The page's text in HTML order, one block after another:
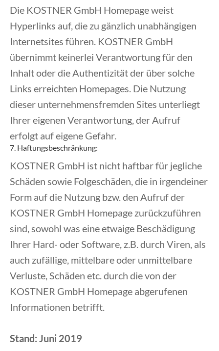
Die KOSTNER GmbH Homepage weist
Hyperlinks auf, die zu gänzlich unabhängigen
Internetsites führen. KOSTNER GmbH
übernimmt keinerlei Verantwortung für den
Inhalt oder die Authentizität der über solche
Links erreichten Homepages. Die Nutzung
dieser unternehmensfremden Sites unterliegt
Ihrer eigenen Verantwortung, der Aufruf
erfolgt auf eigene Gefahr.
7. Haftungsbeschränkung:
KOSTNER GmbH ist nicht haftbar für jegliche
Schäden sowie Folgeschäden, die in irgendeiner
Form auf die Nutzung bzw. den Aufruf der
KOSTNER GmbH Homepage zurückzuführen
sind, sowohl was eine etwaige Beschädigung
Ihrer Hard- oder Software, z.B. durch Viren, als
auch zufällige, mittelbare oder unmittelbare
Verluste, Schäden etc. durch die von der
KOSTNER GmbH Homepage abgerufenen
Informationen betrifft.
Stand: Juni 2019